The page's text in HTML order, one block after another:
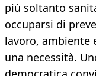
più soltanto
occuparsi di
lavoro, ambiente
una necessità.